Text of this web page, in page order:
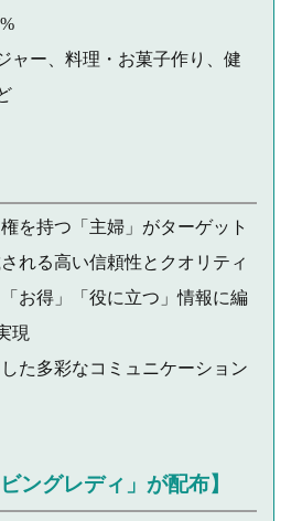
ャー、料理・お菓子作り、健
を持つ「主婦」がターゲット
れる高い信頼性とクオリティ
お得」「役に立つ」情報に編
現
た多彩なコミュニケーション
ングレディ」が配布】